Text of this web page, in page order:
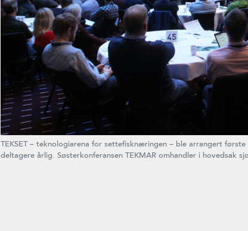
TEKSET – teknologiarena for settefisknæringen – ble arrangert
deltagere årlig. Søsterkonferansen TEKMAR omhandler i hovedsak